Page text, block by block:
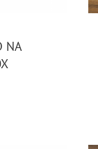
NA